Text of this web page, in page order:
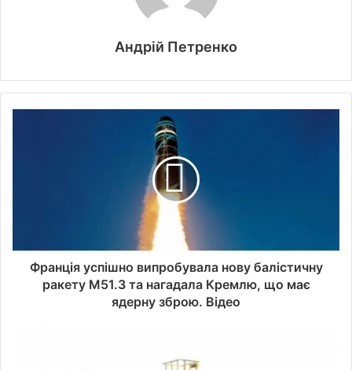
Андрій Петренко
Франція успішно випробувала нову балістичну
ракету M51.3 та нагадала Кремлю, що має
ядерну зброю. Відео